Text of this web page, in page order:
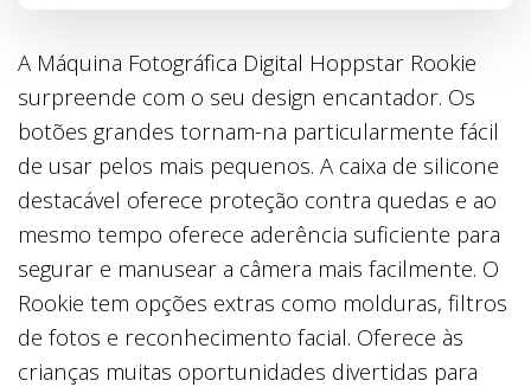
A Máquina Fotográfica Digital Hoppstar Rookie
surpreende com o seu design encantador. Os
botões grandes tornam-na particularmente fácil
de usar pelos mais pequenos. A caixa de silicone
destacável oferece proteção contra quedas e ao
mesmo tempo oferece aderência suficiente para
segurar e manusear a câmera mais facilmente. O
Rookie tem opções extras como molduras, filtros
de fotos e reconhecimento facial. Oferece às
crianças muitas oportunidades divertidas para